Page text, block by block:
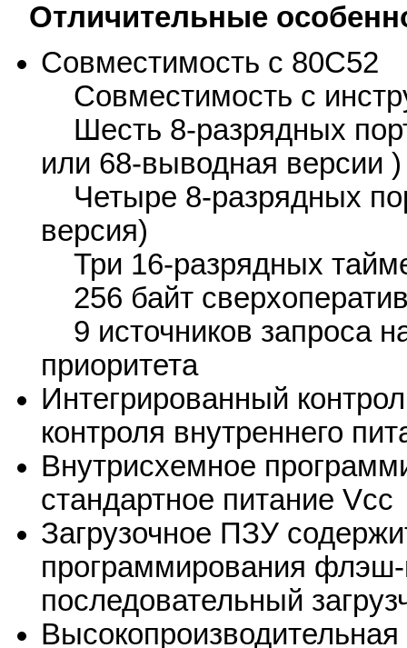
Отличительные
Совместимость с 80C52
Совместимость с
Шесть 8-разрядных
или 68-выводная версии )
Четыре 8-разрядных
версия)
Три 16-разрядных
256 байт
9 источников запроса
приоритета
Интегрированный
контроля внутреннего
Внутрисхемное
стандартное питание Vсс
Загрузочное ПЗУ
программирования
последовательный
Высокопроизводительная